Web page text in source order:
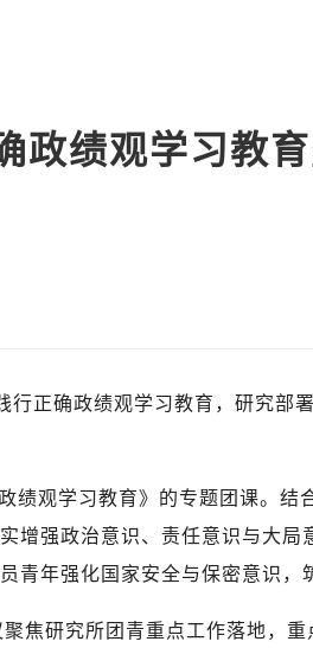
政绩观学习教
正确政绩观学习教育，研究部
观学习教育》的专题团课。结
增强政治意识、责任意识与大局
青年强化国家安全与保密意识，
焦研究所团青重点工作落地，重